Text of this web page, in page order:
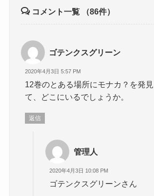
コメント一覧 （86件）
ゴテンクスグリーン
2020年4月3日 5:57 PM
12巻のとある場所にモナカ？を発
て、どこにいるでしょうか。
返信
管理人
2020年4月3日 10:08 PM
ゴテンクスグリーンさん